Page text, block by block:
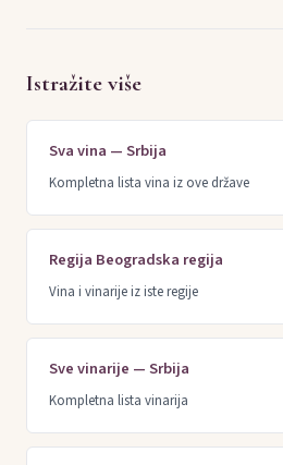
Istražite više
Sva vina — Srbija
Kompletna lista vina iz ove države
Regija Beogradska regija
Vina i vinarije iz iste regije
Sve vinarije — Srbija
Kompletna lista vinarija